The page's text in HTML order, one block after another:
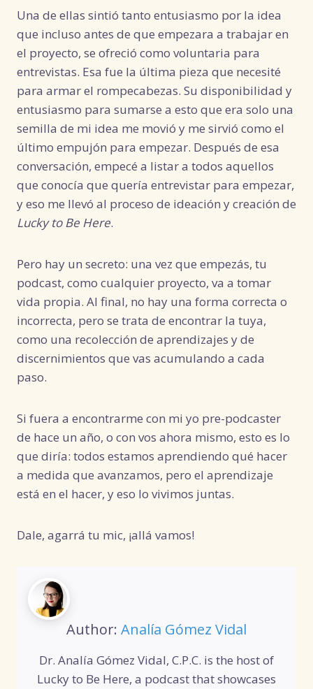
Una de ellas sintió tanto entusiasmo por la idea
que incluso antes de que empezara a trabajar en
el proyecto, se ofreció como voluntaria para
entrevistas. Esa fue la última pieza que necesité
para armar el rompecabezas. Su disponibilidad y
entusiasmo para sumarse a esto que era solo una
semilla de mi idea me movió y me sirvió como el
último empujón para empezar. Después de esa
conversación, empecé a listar a todos aquellos
que conocía que quería entrevistar para empezar,
y eso me llevó al proceso de ideación y creación de
Lucky to Be Here.
Pero hay un secreto: una vez que empezás, tu
podcast, como cualquier proyecto, va a tomar
vida propia. Al final, no hay una forma correcta o
incorrecta, pero se trata de encontrar la tuya,
como una recolección de aprendizajes y de
discernimientos que vas acumulando a cada
paso.
Si fuera a encontrarme con mi yo pre-podcaster
de hace un año, o con vos ahora mismo, esto es lo
que diría: todos estamos aprendiendo qué hacer
a medida que avanzamos, pero el aprendizaje
está en el hacer, y eso lo vivimos juntas.
Dale, agarrá tu mic, ¡allá vamos!
Author: Analía Gómez Vidal
Dr. Analía Gómez Vidal, C.P.C. is the host of
Lucky to Be Here, a podcast that showcases